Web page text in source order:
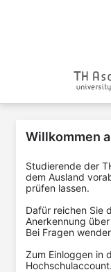
Willkommen
Studierende der
dem Ausland
prüfen lassen.
Dafür reichen Sie
Anerkennung
Bei Fragen
Zum Einloggen in
Hochschulaccount.